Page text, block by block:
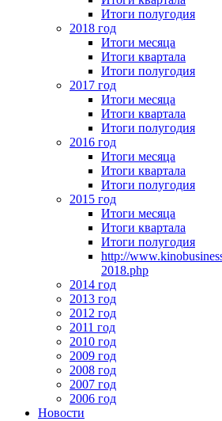
Итоги полугодия
2018 год
Итоги месяца
Итоги квартала
Итоги полугодия
2017 год
Итоги месяца
Итоги квартала
Итоги полугодия
2016 год
Итоги месяца
Итоги квартала
Итоги полугодия
2015 год
Итоги месяца
Итоги квартала
Итоги полугодия
http://
2018.php
2014 год
2013 год
2012 год
2011 год
2010 год
2009 год
2008 год
2007 год
2006 год
Новости